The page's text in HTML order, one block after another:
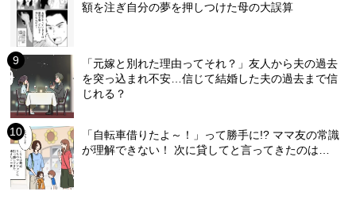
額を注ぎ自分の夢を押しつけた母の大誤算
「元嫁と別れた理由ってそれ？」友人から夫の過去
を突っ込まれ不安…信じて結婚した夫の過去まで信
じれる？
「自転車借りたよ～！」って勝手に!? ママ友の常識
が理解できない！ 次に貸してと言ってきたのは…